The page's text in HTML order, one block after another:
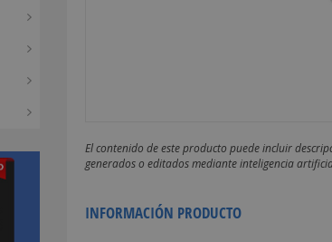
El contenido de este producto puede incluir
generados o editados mediante inteligencia
INFORMACIÓN PRODUCTO